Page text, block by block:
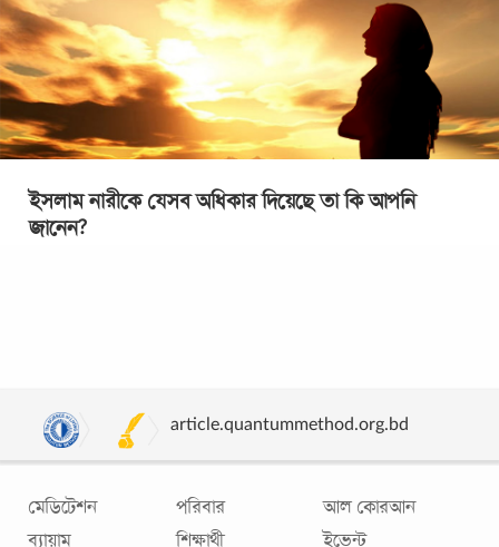
ইসলাম নারীকে যেসব অধিকার দিয়েছে তা কি আপনি
জানেন?
article.quantummethod.org.bd
মেডিটেশন
ব্যায়াম
পরিবার
শিক্ষার্থী
আল কোরআন
ইভেন্ট